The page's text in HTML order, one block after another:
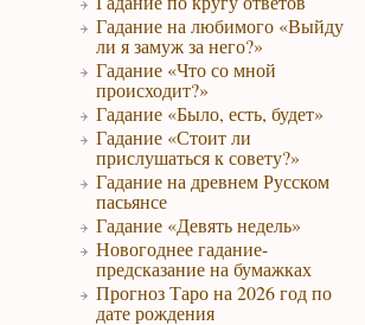
Гадание на любимого «Выйду
ли я замуж за него?»
Гадание «Что со мной
происходит?»
Гадание «Было, есть, будет»
Гадание «Стоит ли
прислушаться к совету?»
Гадание на древнем Русском
пасьянсе
Гадание «Девять недель»
Новогоднее гадание-
предсказание на бумажках
Прогноз Таро на 2026 год по
дате рождения